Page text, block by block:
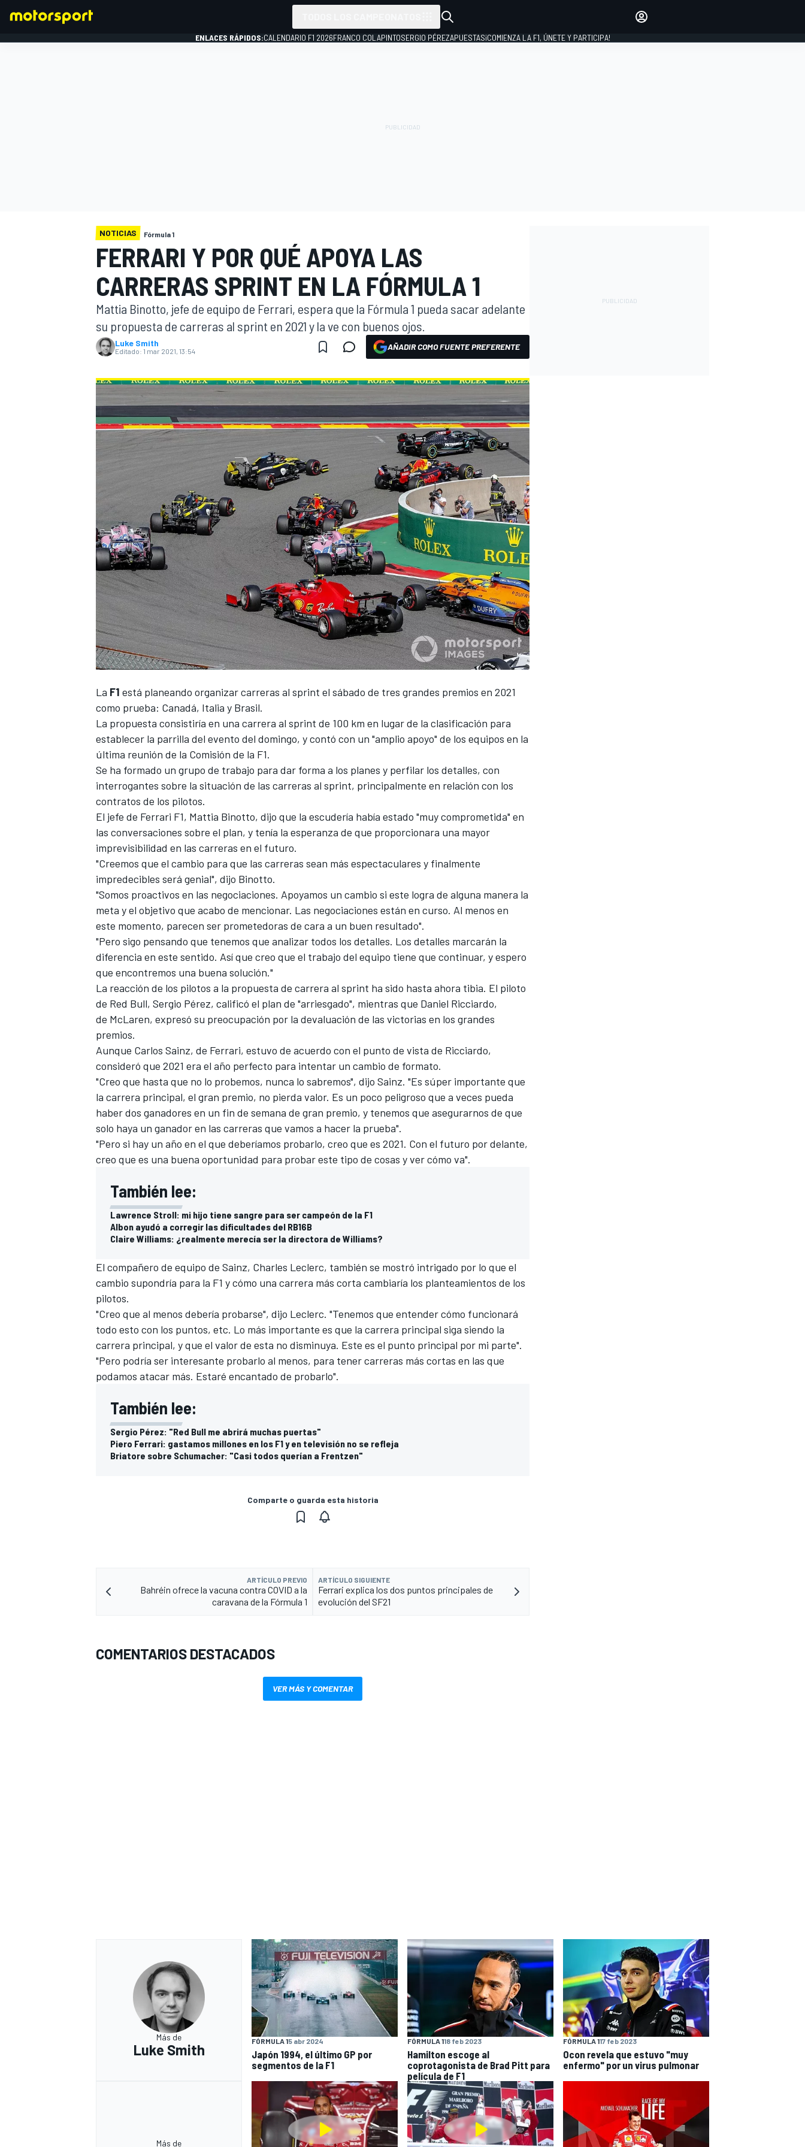
INDYCAR
MOTOGP
NASCAR CUP
FÓRMULA E
WRC
INICIAR SESIÓN
ENLACES RÁPIDOS:CALENDARIO F1 2026FRANCO COLAPINTOSERGIO PÉREZAPUESTAS¡COMIENZA LA F1, ÚNETE Y PARTICIPA!
NOTICIAS Fórmula 1
FERRARI Y POR QUÉ APOYA LAS
CARRERAS SPRINT EN LA FÓRMULA 1
Mattia Binotto, jefe de equipo de Ferrari, espera que la Fórmula 1 pueda sacar adelante
su propuesta de carreras al sprint en 2021 y la ve con buenos ojos.
Luke Smith
Editado: 1 mar 2021, 13:54 AÑADIR COMO FUENTE PREFERENTE
La F1 está planeando organizar carreras al sprint el sábado de tres grandes premios en 2021
como prueba: Canadá, Italia y Brasil.
La propuesta consistiría en una carrera al sprint de 100 km en lugar de la clasificación para
establecer la parrilla del evento del domingo, y contó con un "amplio apoyo" de los equipos en la
última reunión de la Comisión de la F1.
Se ha formado un grupo de trabajo para dar forma a los planes y perfilar los detalles, con
interrogantes sobre la situación de las carreras al sprint, principalmente en relación con los
contratos de los pilotos.
El jefe de Ferrari F1, Mattia Binotto, dijo que la escudería había estado "muy comprometida" en
las conversaciones sobre el plan, y tenía la esperanza de que proporcionara una mayor
imprevisibilidad en las carreras en el futuro.
"Creemos que el cambio para que las carreras sean más espectaculares y finalmente
impredecibles será genial", dijo Binotto.
"Somos proactivos en las negociaciones. Apoyamos un cambio si este logra de alguna manera la
meta y el objetivo que acabo de mencionar. Las negociaciones están en curso. Al menos en
este momento, parecen ser prometedoras de cara a un buen resultado".
"Pero sigo pensando que tenemos que analizar todos los detalles. Los detalles marcarán la
diferencia en este sentido. Así que creo que el trabajo del equipo tiene que continuar, y espero
que encontremos una buena solución."
La reacción de los pilotos a la propuesta de carrera al sprint ha sido hasta ahora tibia. El piloto
de Red Bull, Sergio Pérez, calificó el plan de "arriesgado", mientras que Daniel Ricciardo,
de McLaren, expresó su preocupación por la devaluación de las victorias en los grandes
premios.
Aunque Carlos Sainz, de Ferrari, estuvo de acuerdo con el punto de vista de Ricciardo,
consideró que 2021 era el año perfecto para intentar un cambio de formato.
"Creo que hasta que no lo probemos, nunca lo sabremos", dijo Sainz. "Es súper importante que
la carrera principal, el gran premio, no pierda valor. Es un poco peligroso que a veces pueda
haber dos ganadores en un fin de semana de gran premio, y tenemos que asegurarnos de que
solo haya un ganador en las carreras que vamos a hacer la prueba".
"Pero si hay un año en el que deberíamos probarlo, creo que es 2021. Con el futuro por delante,
creo que es una buena oportunidad para probar este tipo de cosas y ver cómo va".
También lee:
Lawrence Stroll: mi hijo tiene sangre para ser campeón de la F1
Albon ayudó a corregir las dificultades del RB16B
Claire Williams: ¿realmente merecía ser la directora de Williams?
El compañero de equipo de Sainz, Charles Leclerc, también se mostró intrigado por lo que el
cambio supondría para la F1 y cómo una carrera más corta cambiaría los planteamientos de los
pilotos.
"Creo que al menos debería probarse", dijo Leclerc. "Tenemos que entender cómo funcionará
todo esto con los puntos, etc. Lo más importante es que la carrera principal siga siendo la
carrera principal, y que el valor de esta no disminuya. Este es el punto principal por mi parte".
"Pero podría ser interesante probarlo al menos, para tener carreras más cortas en las que
podamos atacar más. Estaré encantado de probarlo".
También lee:
Sergio Pérez: "Red Bull me abrirá muchas puertas"
Piero Ferrari: gastamos millones en los F1 y en televisión no se refleja
Briatore sobre Schumacher: "Casi todos querían a Frentzen"
Comparte o guarda esta historia
ARTÍCULO PREVIO
Bahréin ofrece la vacuna contra COVID a la
caravana de la Fórmula 1
ARTÍCULO SIGUIENTE
Ferrari explica los dos puntos principales de
evolución del SF21
COMENTARIOS DESTACADOS
VER MÁS Y COMENTAR
Más de
Luke Smith
FÓRMULA 15 abr 2024
Japón 1994, el último GP por
segmentos de la F1
FÓRMULA 118 feb 2023
Hamilton escoge al
coprotagonista de Brad Pitt para
película de F1
FÓRMULA 117 feb 2023
Ocon revela que estuvo "muy
enfermo" por un virus pulmonar
Más de